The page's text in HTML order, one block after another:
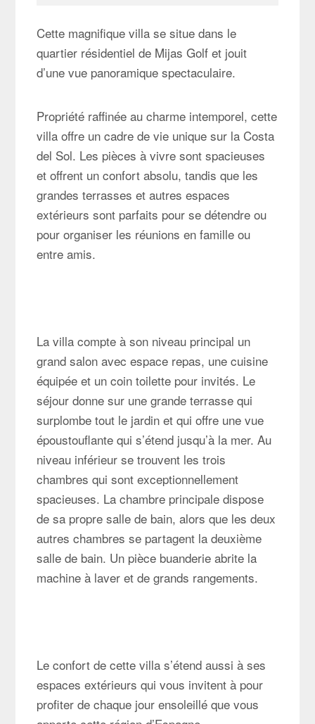
Cette magnifique villa se situe dans le
quartier résidentiel de Mijas Golf et jouit
d’une vue panoramique spectaculaire.
Propriété raffinée au charme intemporel, cette
villa offre un cadre de vie unique sur la Costa
del Sol. Les pièces à vivre sont spacieuses
et offrent un confort absolu, tandis que les
grandes terrasses et autres espaces
extérieurs sont parfaits pour se détendre ou
pour organiser les réunions en famille ou
entre amis.
La villa compte à son niveau principal un
grand salon avec espace repas, une cuisine
équipée et un coin toilette pour invités. Le
séjour donne sur une grande terrasse qui
surplombe tout le jardin et qui offre une vue
époustouflante qui s’étend jusqu’à la mer. Au
niveau inférieur se trouvent les trois
chambres qui sont exceptionnellement
spacieuses. La chambre principale dispose
de sa propre salle de bain, alors que les deux
autres chambres se partagent la deuxième
salle de bain. Un pièce buanderie abrite la
machine à laver et de grands rangements.
Le confort de cette villa s’étend aussi à ses
espaces extérieurs qui vous invitent à pour
profiter de chaque jour ensoleillé que vous